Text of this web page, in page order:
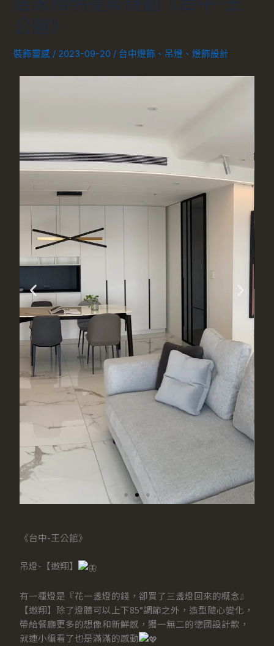
公館》
裝飾靈感 / 2023-09-20 / 台中燈飾 、 吊燈 、燈飾設計
《台中-王公館》
吊燈-【遨翔】
有一種燈是『花一盞燈的錢，卻買了三盞燈回來的概念』
【遨翔】除了燈體可以上下85°調節之外，造型隨心變化，
帶給餐廳更多的想像和新鮮感，獨一無二的德國設計款，
就連小編看了也是滿滿的感動